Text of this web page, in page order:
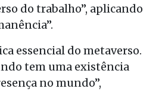
do trabalho”, aplicando
essencial do metaverso.
tem uma existência
no mundo”,